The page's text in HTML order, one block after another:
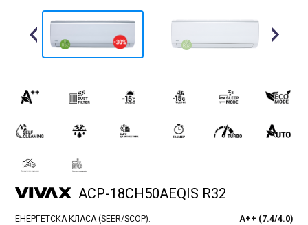
Previous Next
ACP-18CH50AEQIS R32
ЕНЕРГЕТСКА КЛАСА (SEER/SCOP):
A++ (7.4/4.0)